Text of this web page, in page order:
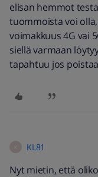
elisan hemmot
tuommoista voi
voimakkuus 4G vai
siellä varmaan
tapahtuu jos
KL81
Nyt mietin, että